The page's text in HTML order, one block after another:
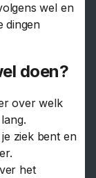
wel en
dingen
doen?
over welk
ziek bent en
het